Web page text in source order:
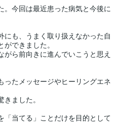
。今回は最近患った病気と今後に
にも、うまく取り扱えなかった自
できました。
ら前向きに進んでいこうと思え
ったメッセージやヒーリングエネ
ました。
「当てる」ことだけを目的として